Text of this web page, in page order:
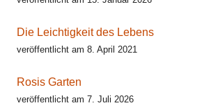
Die Leichtigkeit des Lebens
veröffentlicht am 8. April 2021
Rosis Garten
veröffentlicht am 7. Juli 2026